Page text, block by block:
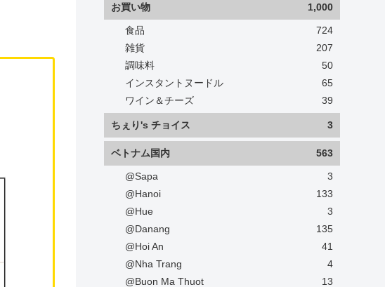
お買い物 1,000
食品
724
雑貨
207
調味料
50
インスタントヌードル
65
ワイン＆チーズ
39
ちぇり's チョイス 3
ベトナム国内 563
@Sapa
3
@Hanoi
133
@Hue
3
@Danang
135
@Hoi An
41
@Nha Trang
4
@Buon Ma Thuot
13